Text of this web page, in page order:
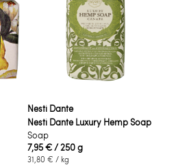
Nesti Dante
Nesti Dante Luxury Hemp Soap
Soap
7,95 €/ 250 g
31,80 € / kg